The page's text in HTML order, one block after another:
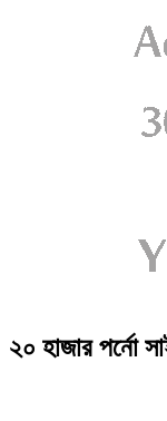
২০ হাজার পর্নো